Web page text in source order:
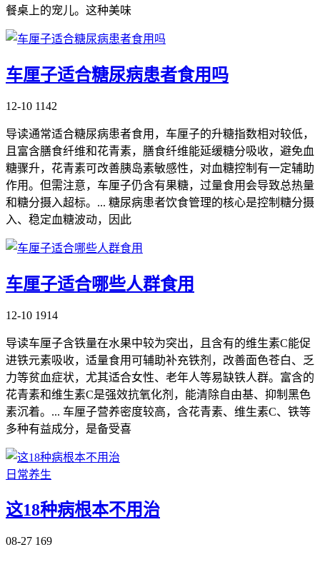
餐桌上的宠儿。这种美味
车厘子适合糖尿病患者食用吗
12-10 1142
导读通常适合糖尿病患者食用，车厘子的升糖指数相对较低，
且富含膳食纤维和花青素，膳食纤维能延缓糖分吸收，避免血
糖骤升，花青素可改善胰岛素敏感性，对血糖控制有一定辅助
作用。但需注意，车厘子仍含有果糖，过量食用会导致总热量
和糖分摄入超标。... 糖尿病患者饮食管理的核心是控制糖分摄
入、稳定血糖波动，因此
车厘子适合哪些人群食用
12-10 1914
导读车厘子含铁量在水果中较为突出，且含有的维生素C能促
进铁元素吸收，适量食用可辅助补充铁剂，改善面色苍白、乏
力等贫血症状，尤其适合女性、老年人等易缺铁人群。富含的
花青素和维生素C是强效抗氧化剂，能清除自由基、抑制黑色
素沉着。... 车厘子营养密度较高，含花青素、维生素C、铁等
多种有益成分，是备受喜
日常养生
这18种病根本不用治
08-27 169